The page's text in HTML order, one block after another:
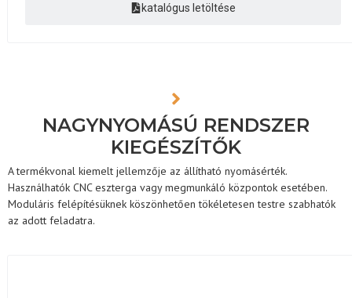
katalógus letöltése
NAGYNYOMÁSÚ RENDSZER
KIEGÉSZÍTŐK
A termékvonal kiemelt jellemzője az állítható nyomásérték.
Használhatók CNC eszterga vagy megmunkáló központok esetében.
Moduláris felépítésüknek köszönhetően tökéletesen testre szabhatók
az adott feladatra.